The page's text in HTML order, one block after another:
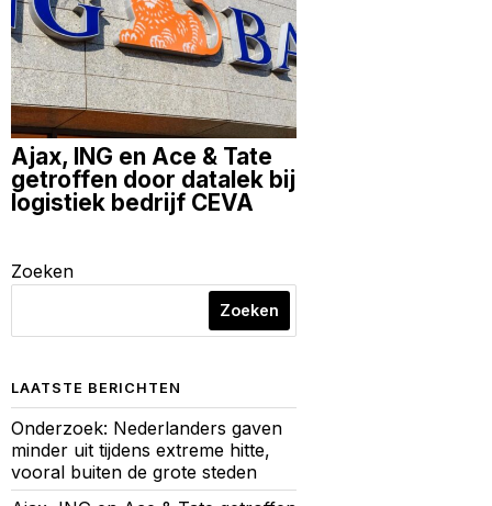
Ajax, ING en Ace & Tate
getroffen door datalek bij
logistiek bedrijf CEVA
Zoeken
Zoeken
LAATSTE BERICHTEN
Onderzoek: Nederlanders gaven
minder uit tijdens extreme hitte,
vooral buiten de grote steden